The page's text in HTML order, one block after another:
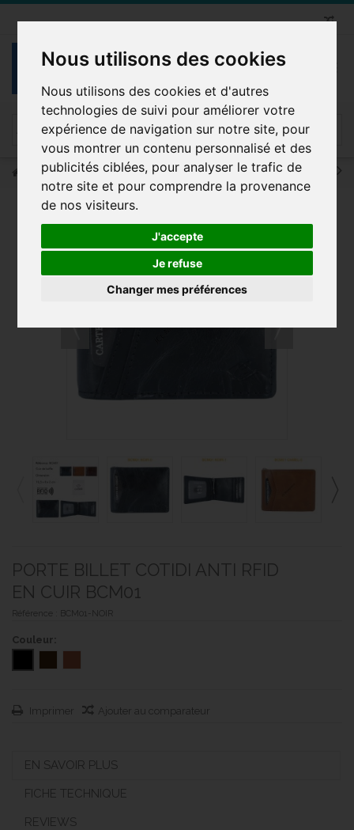
Nous utilisons des cookies
Nous utilisons des cookies et d'autres
technologies de suivi pour améliorer votre
expérience de navigation sur notre site, pour
vous montrer un contenu personnalisé et des
publicités ciblées, pour analyser le trafic de
notre site et pour comprendre la provenance
de nos visiteurs.
J'accepte
Je refuse
Changer mes préférences
Maroquinerie Porte billet COTIDI anti RFID en cuir BCM01
PORTE BILLET COTIDI ANTI RFID
EN CUIR BCM01
Référence : BCM01-NOIR
Couleur:
Imprimer Ajouter au comparateur
EN SAVOIR PLUS
FICHE TECHNIQUE
REVIEWS